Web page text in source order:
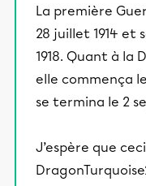
La première
28 juillet 1914 et
1918. Quant à la
elle commença
se termina le 2
J’espère que